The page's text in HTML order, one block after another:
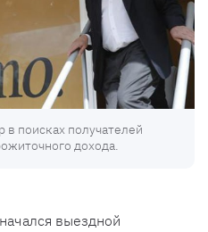
в поисках получателей
дохода.
выездной